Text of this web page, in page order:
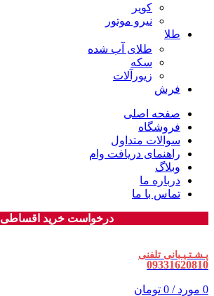
کویر
نیرو موتور
طلا
طلای آب شده
سکه
زیورآلات
فرش
صفحه اصلی
فروشگاه
سوالات متداول
راهنمای دریافت وام
وبلاگ
درباره ما
تماس با ما
درخواست خرید اقساطی
پـشـتـیـبانی تلفنی
09331620810
0 مورد /
0 تومان